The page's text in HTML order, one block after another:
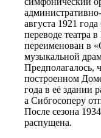
августа 1921
переводе театра
переименован в
музыкальной
Предполагалось,
построенном
года в её здании
а Сибгосоперу
После сезона
распущена.